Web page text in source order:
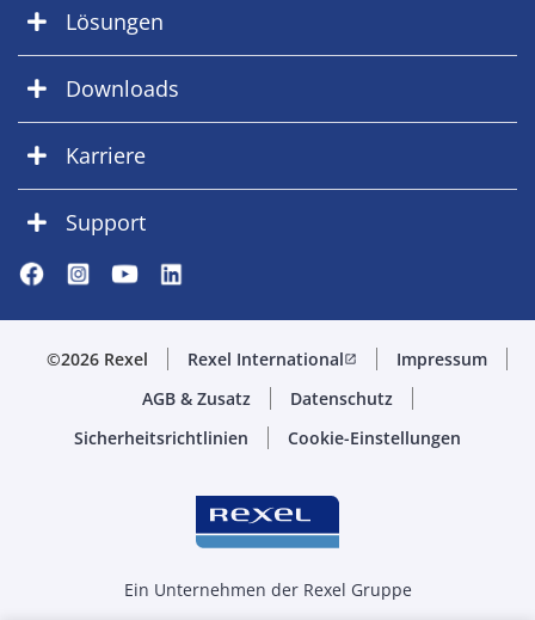
Lösungen
Downloads
Karriere
Support
©2026 Rexel Rexel Internationalopen_in_new
Impressum
AGB & Zusatz
Datenschutz
Sicherheitsrichtlinien
Cookie-Einstellungen
Ein Unternehmen der Rexel Gruppe